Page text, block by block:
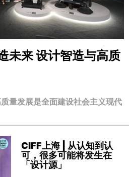
未来设计智造与高质
量发展是全面建设社会主义现代
CIFF上海 | 从认知到认
可，很多可能将发生在
「设计源」